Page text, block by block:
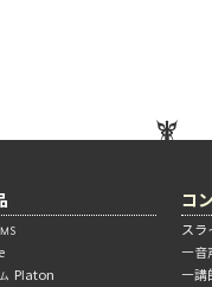
Platon
コ
スラ
―音
―講